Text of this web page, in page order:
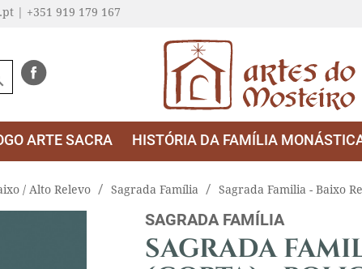
| +351 919 179 167
ARTE SACRA HISTÓRIA DA FAMÍLIA
/ Alto Relevo Sagrada Família Sagrada Familia - Baixo
SAGRADA FAMÍLIA
SAGRADA